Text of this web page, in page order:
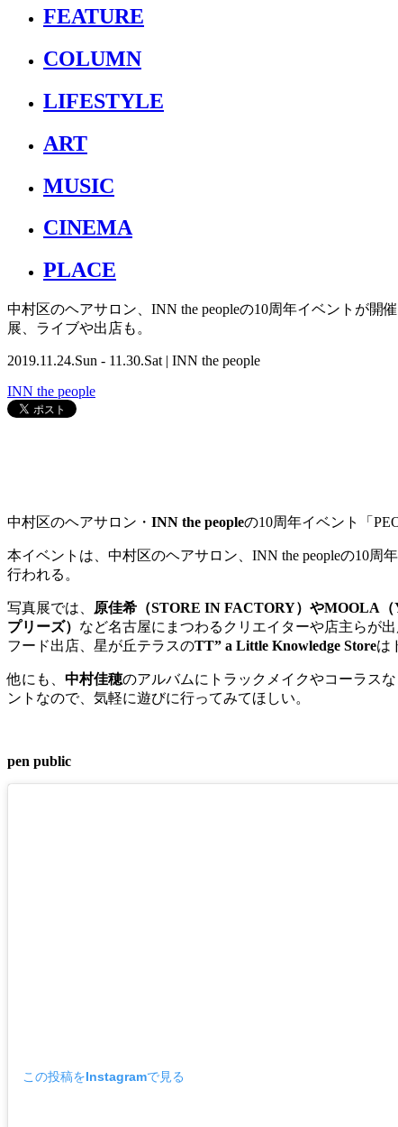
FEATURE
COLUMN
LIFESTYLE
ART
MUSIC
CINEMA
PLACE
中村区のヘアサロン、INN the peopleの10周年イベントが
展、ライブや出店も。
2019.11.24.Sun - 11.30.Sat | INN the people
INN the people
中村区のヘアサロン・ INN the peopleの10周年イベント「
本イベントは、中村区のヘアサロン、 INN the peopleの10周
行われる。
写真展では、 原佳希（STORE IN FACTORY）やMOOLA （
プリーズ） など名古屋にまつわるクリエイターや店主らが
フード出店、星が丘テラスのTT” a Little Knowledge Storeは
他にも、 中村佳穂のアルバムにトラックメイクやコーラス
ントなので、気軽に遊びに行ってみてほしい。
pen public
この投稿をInstagramで見る